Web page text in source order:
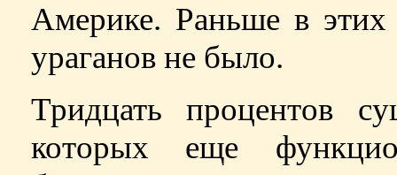
Америке. Раньше в этих
ураганов не было.
Тридцать процентов
которых еще